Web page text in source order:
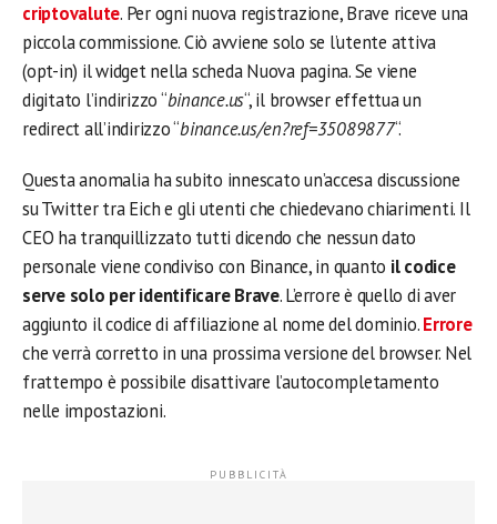
criptovalute. Per ogni nuova registrazione, Brave riceve una
piccola commissione. Ciò avviene solo se l’utente attiva
(opt-in) il widget nella scheda Nuova pagina. Se viene
digitato l’indirizzo “binance.us“, il browser effettua un
redirect all’indirizzo “binance.us/en?ref=35089877“.
Questa anomalia ha subito innescato un’accesa discussione
su Twitter tra Eich e gli utenti che chiedevano chiarimenti. Il
CEO ha tranquillizzato tutti dicendo che nessun dato
personale viene condiviso con Binance, in quanto il codice
serve solo per identificare Brave. L’errore è quello di aver
aggiunto il codice di affiliazione al nome del dominio.Errore
che verrà corretto in una prossima versione del browser. Nel
frattempo è possibile disattivare l’autocompletamento
nelle impostazioni.